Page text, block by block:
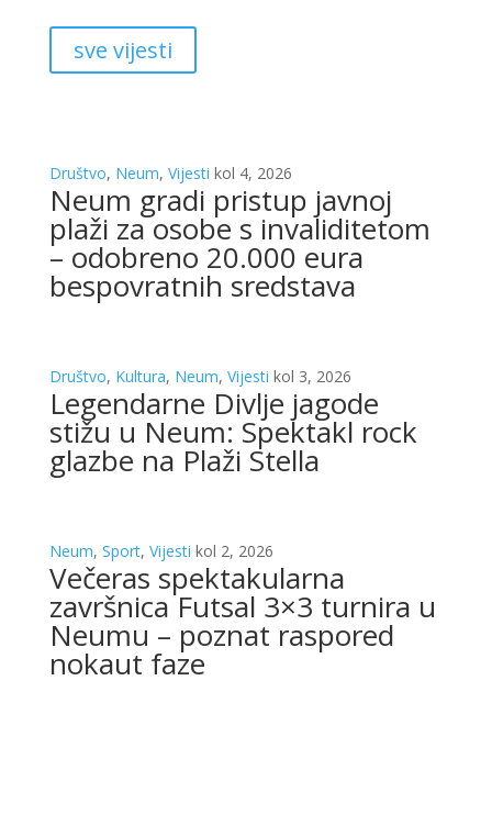
sve vijesti
Društvo, Neum, Vijesti kol 4, 2026
Neum gradi pristup javnoj
plaži za osobe s invaliditetom
– odobreno 20.000 eura
bespovratnih sredstava
Društvo, Kultura, Neum, Vijesti kol 3, 2026
Legendarne Divlje jagode
stižu u Neum: Spektakl rock
glazbe na Plaži Stella
Neum, Sport, Vijesti kol 2, 2026
Večeras spektakularna
završnica Futsal 3×3 turnira u
Neumu – poznat raspored
nokaut faze